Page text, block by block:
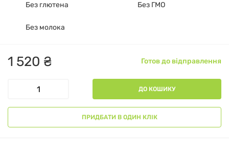
1 520 ₴ Готов до відправлення
ДО КОШИКУ
ПРИДБАТИ В ОДИН КЛІК
Без глютена Без ГМО
Без молока